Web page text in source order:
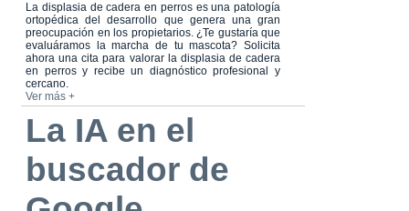
La displasia de cadera en perros es una patología
ortopédica del desarrollo que genera una gran
preocupación en los propietarios. ¿Te gustaría que
evaluáramos la marcha de tu mascota? Solicita
ahora una cita para valorar la displasia de cadera
en perros y recibe un diagnóstico profesional y
cercano.
Ver más +
La IA en el
buscador de